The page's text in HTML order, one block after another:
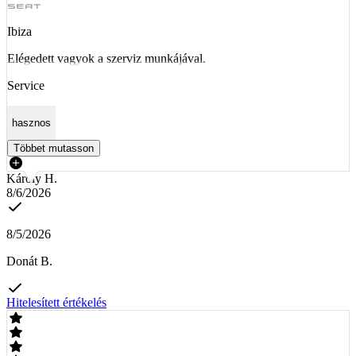
Ibiza
Elégedett vagyok a szerviz munkájával.
Service
hasznos
Többet mutasson
Károly H.
8/6/2026
8/5/2026
Donát B.
Hitelesített értékelés